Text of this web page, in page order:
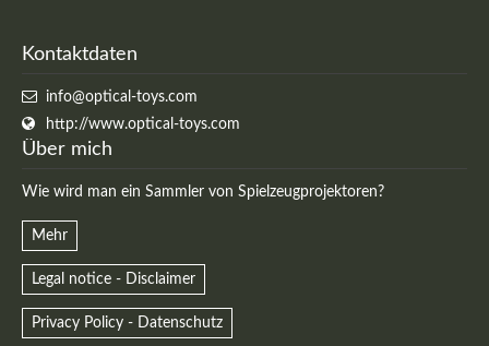
Kontaktdaten
info@optical-toys.com
http://www.optical-toys.com
Über mich
Wie wird man ein Sammler von Spielzeugprojektoren?
Mehr
Legal notice - Disclaimer
Privacy Policy - Datenschutz